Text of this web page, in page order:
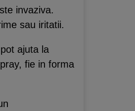
invaziva.
sau iritatii.
ajuta la
fie in forma